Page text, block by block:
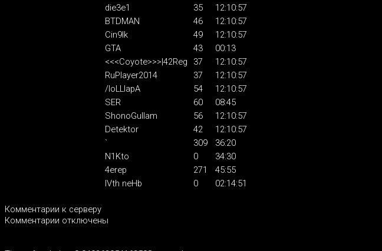
die3e1
35
12:10:57
BTDMAN
46
12:10:57
Cin9lk
49
12:10:57
GTA
43
00:13
<<<Coyote>>>|42Reg
37
12:10:57
RuPlayer2014
37
12:10:57
/IoLLIapA
54
12:10:57
SER
60
08:45
ShonoGullam
56
12:10:57
Detektor
42
12:10:57
`
309
36:20
N1Kto
0
34:30
4erep
271
45:55
IVth neHb
0 02:14:51
Комментарии к серверу
Комментарии отключены